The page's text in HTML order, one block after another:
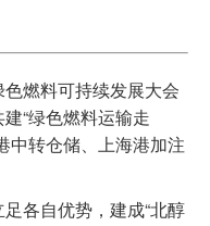
燃料可持续发展大会
“绿色燃料运输走
中转仓储、上海港加注
各自优势，建成“北醇